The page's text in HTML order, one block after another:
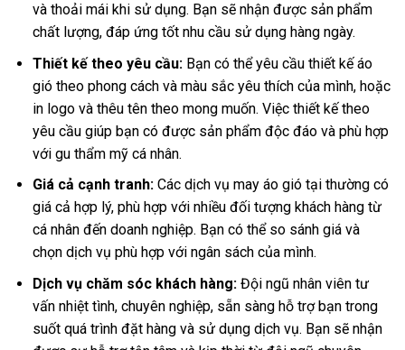
và thoải mái khi sử dụng. Bạn sẽ nhận được sản phẩm
chất lượng, đáp ứng tốt nhu cầu sử dụng hàng ngày.
Thiết kế theo yêu cầu: Bạn có thể yêu cầu thiết kế áo
gió theo phong cách và màu sắc yêu thích của mình, hoặc
in logo và thêu tên theo mong muốn. Việc thiết kế theo
yêu cầu giúp bạn có được sản phẩm độc đáo và phù hợp
với gu thẩm mỹ cá nhân.
Giá cả cạnh tranh: Các dịch vụ may áo gió tại thường có
giá cả hợp lý, phù hợp với nhiều đối tượng khách hàng từ
cá nhân đến doanh nghiệp. Bạn có thể so sánh giá và
chọn dịch vụ phù hợp với ngân sách của mình.
Dịch vụ chăm sóc khách hàng:Đội ngũ nhân viên tư
vấn nhiệt tình, chuyên nghiệp, sẵn sàng hỗ trợ bạn trong
suốt quá trình đặt hàng và sử dụng dịch vụ. Bạn sẽ nhận